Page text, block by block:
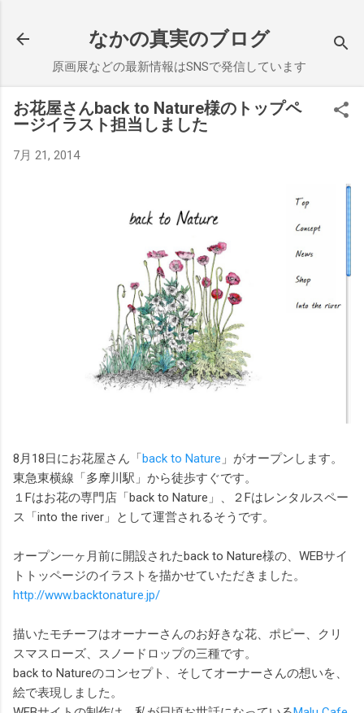
なかの真実のブログ
原画展などの最新情報はSNSで発信しています
お花屋さんback to Nature様のトップペ
ージイラスト担当しました
7月 21, 2014
8月18日にお花屋さん「back to Nature 」がオープンします。
東急東横線「多摩川駅」から徒歩すぐです。
１Fはお花の専門店「back to Nature」、２Fはレンタルスペー
ス「into the river」として運営されるそうです。
オープン一ヶ月前に開設されたback to Nature様の、WEBサイ
トトッページのイラストを描かせていただきました。
http://www.backtonature.jp/
描いたモチーフはオーナーさんのお好きな花、ポピー、クリ
スマスローズ、スノードロップの三種です。
back to Natureのコンセプト、そしてオーナーさんの想いを、
絵で表現しました。